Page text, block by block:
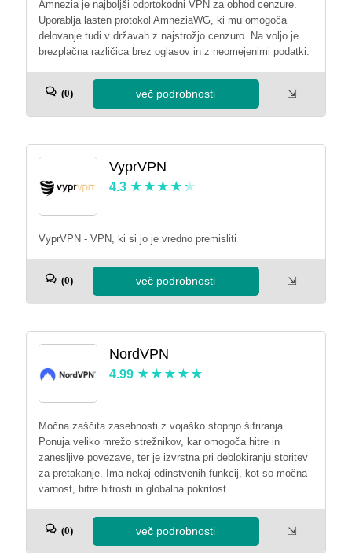
Amnezia je najboljši odprtokodni VPN za obhod cenzure.
Uporablja lasten protokol AmneziaWG, ki mu omogoča
delovanje tudi v državah z najstrožjo cenzuro. Na voljo je
brezplačna različica brez oglasov in z neomejenimi podatki.
(0) več podrobnosti ⇲
VyprVPN
4.3
VyprVPN - VPN, ki si jo je vredno premisliti
(0) več podrobnosti ⇲
NordVPN
4.99
Močna zaščita zasebnosti z vojaško stopnjo šifriranja.
Ponuja veliko mrežo strežnikov, kar omogoča hitre in
zanesljive povezave, ter je izvrstna pri deblokiranju storitev
za pretakanje. Ima nekaj edinstvenih funkcij, kot so močna
varnost, hitre hitrosti in globalna pokritost.
(0) več podrobnosti ⇲